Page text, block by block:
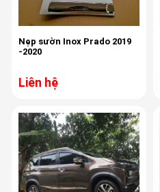
Nẹp sườn Inox Prado 2019
-2020
Liên hệ